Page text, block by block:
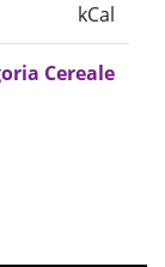
kCal
Cereale